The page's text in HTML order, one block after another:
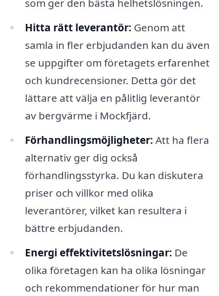
som ger den bästa helhetslösningen.
Hitta rätt leverantör: Genom att
samla in fler erbjudanden kan du även
se uppgifter om företagets erfarenhet
och kundrecensioner. Detta gör det
lättare att välja en pålitlig leverantör
av bergvärme i Mockfjärd.
Förhandlingsmöjligheter: Att ha flera
alternativ ger dig också
förhandlingsstyrka. Du kan diskutera
priser och villkor med olika
leverantörer, vilket kan resultera i
bättre erbjudanden.
Energi effektivitetslösningar: De
olika företagen kan ha olika lösningar
och rekommendationer för hur man